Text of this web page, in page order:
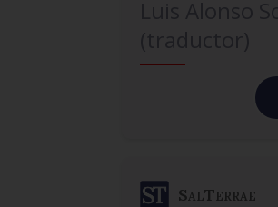
SalTerrae